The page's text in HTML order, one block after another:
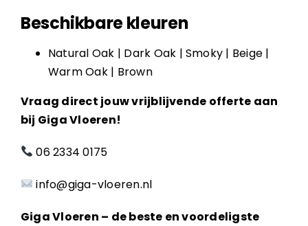
Beschikbare kleuren
Natural Oak | Dark Oak | Smoky | Beige |
Warm Oak | Brown
Vraag direct jouw vrijblijvende offerte aan
bij Giga Vloeren!
06 2334 0175
info@giga-vloeren.nl
Giga Vloeren – de beste en voordeligste